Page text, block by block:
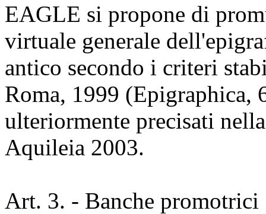
EAGLE si propone di
virtuale generale
antico secondo i criteri
Roma, 1999 (Epigraphica,
ulteriormente precisati
Aquileia 2003.
Art. 3. - Banche promotrici